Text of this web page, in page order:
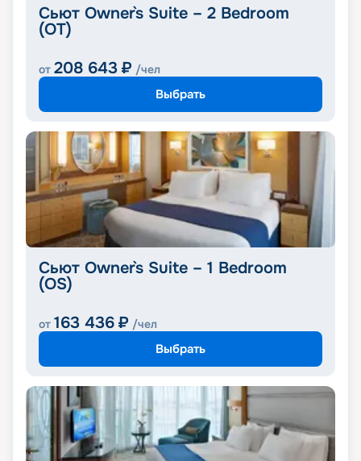
Сьют Owner`s Suite – 2 Bedroom
(OT)
от 208 643 ₽ /чел
Выбрать
Сьют Owner`s Suite – 1 Bedroom
(OS)
от 163 436 ₽ /чел
Выбрать